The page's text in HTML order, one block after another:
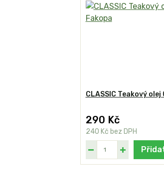
CLASSIC Teakový olej
290 Kč
240 Kč bez DPH